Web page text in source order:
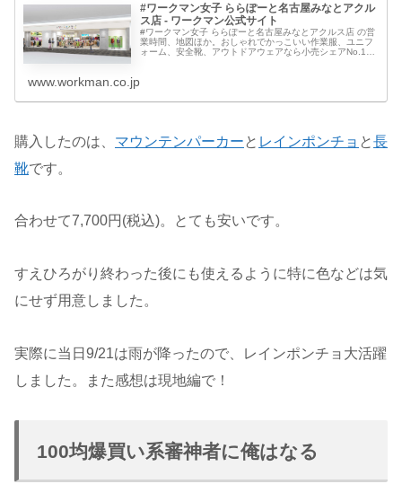
#ワークマン女子 ららぽーと名古屋みなとアクル
ス店 - ワークマン公式サイト
#ワークマン女子 ららぽーと名古屋みなとアクルス店 の営
業時間、地図ほか。おしゃれでかっこいい作業服、ユニフ
ォーム、安全靴、アウトドアウェアなら小売シェアNo.1の
www.workman.co.jp
購入したのは、 マウンテンパーカー と レインポンチョ と長
靴です。
合わせて7,700円(税込)。とても安いです。
すえひろがり終わった後にも使えるように特に色などは気
にせず用意しました。
実際に当日9/21は雨が降ったので、レインポンチョ大活躍
しました。また感想は現地編で！
100均爆買い系審神者に俺はなる